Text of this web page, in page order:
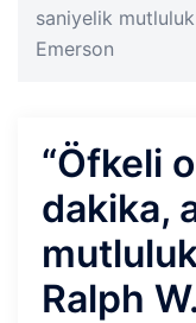
saniyelik
Emerson
“Öfkeli
dakika,
Ralph